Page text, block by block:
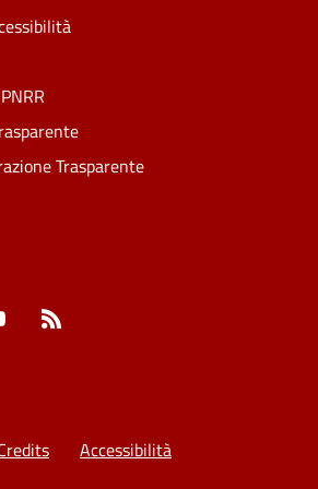
Trasparente
YouTube
Accessibilità